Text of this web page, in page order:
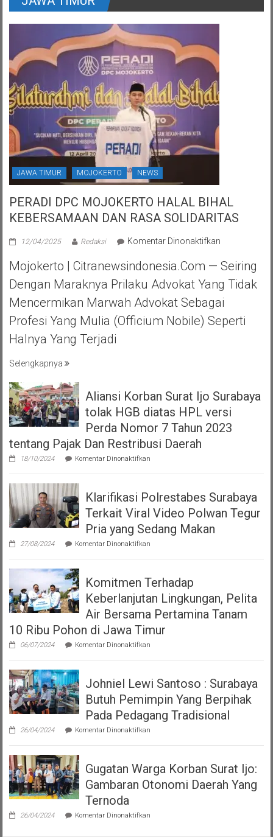
JAWA TIMUR MOJOKERTO NEWS
PERADI DPC MOJOKERTO HALAL BIHAL
KEBERSAMAAN DAN RASA SOLIDARITAS
12/04/2025 Redaksi Komentar Dinonaktifkan
DPC
MOJOKERTO
HALAL
BIHAL
DAN
Mojokerto | Citranewsindonesia.com — Seiring
Dengan Maraknya Prilaku Advokat Yang Tidak
Mencermikan Marwah Advokat Sebagai
Profesi Yang Mulia (officium Nobile) Seperti
Halnya Yang Terjadi
Selengkapnya
Aliansi Korban Surat Ijo Surabaya
tolak HGB diatas HPL versi
Perda Nomor 7 Tahun 2023
tentang Pajak Dan Restribusi Daerah
18/10/2024 Komentar Dinonaktifkan
Korban
Ijo
tolak
HGB
diatas
7
Tahun
2023
tentang
Dan
Klarifikasi Polrestabes Surabaya
Terkait Viral Video Polwan Tegur
Pria yang Sedang Makan
27/08/2024 Komentar Dinonaktifkan
Polrestabes
Terkait
Video
Polwan
Tegur
Pria
Komitmen Terhadap
Keberlanjutan Lingkungan, Pelita
Air Bersama Pertamina Tanam
10 Ribu Pohon di Jawa Timur
06/07/2024 Komentar Dinonaktifkan
Terhadap
Lingkungan,
Air
Bersama
Pertamina
di
Timur
Johniel Lewi Santoso : Surabaya
Butuh Pemimpin Yang Berpihak
Pada Pedagang Tradisional
26/04/2024 Komentar Dinonaktifkan
Lewi
:
Surabaya
Butuh
Gugatan Warga Korban Surat Ijo:
Gambaran Otonomi Daerah Yang
Ternoda
26/04/2024 Komentar Dinonaktifkan